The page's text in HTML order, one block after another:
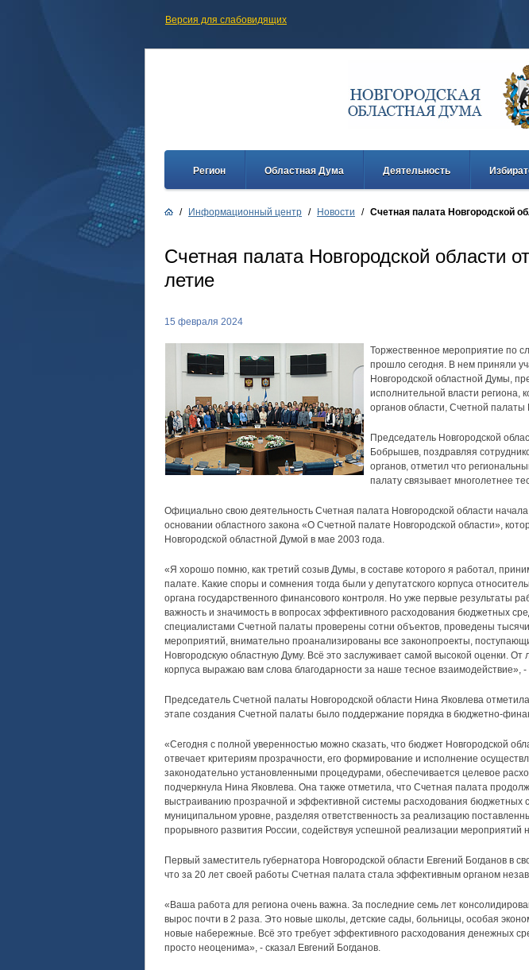
Версия для слабовидящих
Регион Областная Дума Деятельность
/ Информационный центр / Новости / Счетная палата Новгородской
Счетная палата Новгородской области
летие
15 февраля 2024
Торжественное мероприятие по
прошло сегодня. В нем приняли
Новгородской областной Думы,
исполнительной власти региона,
органов области, Счетной палаты
Председатель Новгородской
Бобрышев, поздравляя
органов, отметил что
палату связывает многолетнее
Официально свою деятельность Счетная палата Новгородской области
основании областного закона «О Счетной палате Новгородской области»,
Новгородской областной Думой в мае 2003 года.
«Я хорошо помню, как третий созыв Думы, в составе которого я работал,
палате. Какие споры и сомнения тогда были у депутатского корпуса
органа государственного финансового контроля. Но уже первые результаты
важность и значимость в вопросах эффективного расходования бюджетных
специалистами Счетной палаты проверены сотни объектов, проведены
мероприятий, внимательно проанализированы все законопроекты,
Новгородскую областную Думу. Всё это заслуживает самой высокой оценки. От
корпуса выражаю вам слова благодарности за наше тесное
Председатель Счетной палаты Новгородской области Нина Яковлева
этапе создания Счетной палаты было поддержание порядка в бюджетно-
«Сегодня с полной уверенностью можно сказать, что бюджет Новгородской
отвечает критериям прозрачности, его формирование и исполнение
законодательно установленными процедурами, обеспечивается целевое
подчеркнула Нина Яковлева. Она также отметила, что Счетная палата
выстраиванию прозрачной и эффективной системы расходования бюджетных
муниципальном уровне, разделяя ответственность за реализацию
прорывного развития России, содействуя успешной реализации мероприятий
Первый заместитель губернатора Новгородской области Евгений Богданов в
что за 20 лет своей работы Счетная палата стала эффективным органом
«Ваша работа для региона очень важна. За последние семь лет
вырос почти в 2 раза. Это новые школы, детские сады, больницы, особая
новые набережные. Всё это требует эффективного расходования денежных
просто неоценима», - сказал Евгений Богданов.